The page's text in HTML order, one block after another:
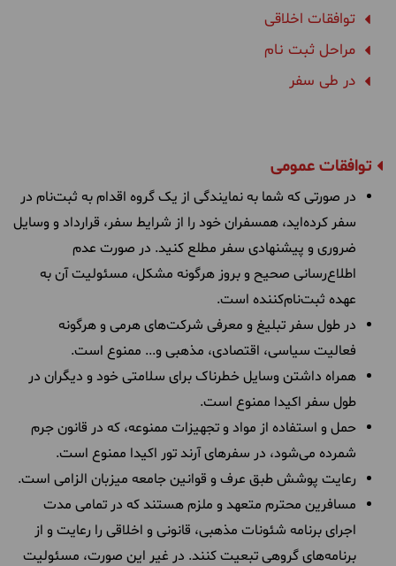
توافقات اخلاقی
مراحل ثبت نام
در طی سفر
توافقات عمومی
در صورتی که شما به نمایندگی از یک گروه اقدام به ثبت‌نام در
سفر کرده‌اید، همسفران خود را از شرایط سفر، قرارداد و وسایل
ضروری و پیشنهادی سفر مطلع کنید. در صورت عدم
اطلاع‌رسانی صحیح و بروز هرگونه مشکل، مسئولیت آن به‌
عهده ثبت‌نام‌کننده است.
در طول سفر تبلیغ و معرفی شرکت‌های هرمی و هرگونه
فعالیت سیاسی، اقتصادی، مذهبی و... ممنوع است.
همراه داشتن وسایل خطرناک برای سلامتی خود و دیگران در
طول سفر اکیدا ممنوع است.
حمل و استفاده از مواد و تجهیزات ممنوعه، که در قانون جرم
شمرده می‌شود، در سفرهای آرند تور اکیدا ممنوع است.
رعایت پوشش طبق عرف و قوانین جامعه میزبان الزامی است.
مسافرین محترم متعهد و ملزم هستند که در تمامی مدت
اجرای برنامه شئونات مذهبی، قانونی و اخلاقی را رعایت و از
برنامه‌های گروهی تبعیت کنند. در غیر این ‌صورت، مسئولیت